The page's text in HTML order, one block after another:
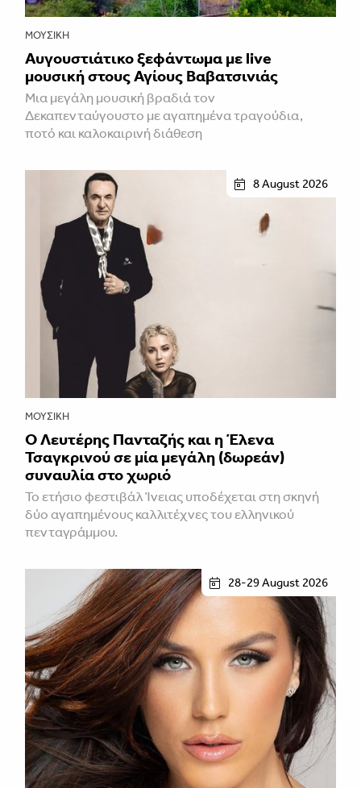
ΜΟΥΣΙΚΉ
Αυγουστιάτικο ξεφάντωμα με live
μουσική στους Αγίους Βαβατσινιάς
Μια μεγάλη μουσική βραδιά τον
Δεκαπενταύγουστο με αγαπημένα τραγούδια,
ποτό και καλοκαιρινή διάθεση
8 August 2026
ΜΟΥΣΙΚΉ
Ο Λευτέρης Πανταζής και η Έλενα
Τσαγκρινού σε μία μεγάλη (δωρεάν)
συναυλία στο χωριό
Το ετήσιο φεστιβάλ Ίνειας υποδέχεται στη σκηνή
δύο αγαπημένους καλλιτέχνες του ελληνικού
πενταγράμμου.
28-29 August 2026